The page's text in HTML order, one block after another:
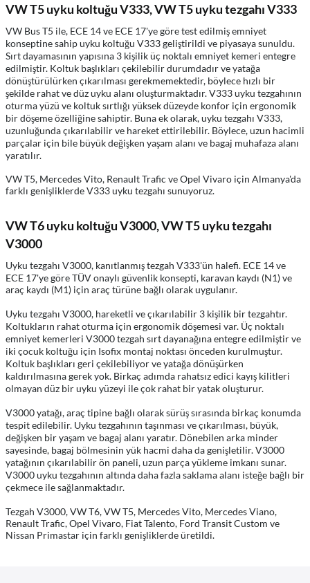
VW T5 uyku koltuğu V333, VW T5 uyku tezgahı V333
VW Bus T5 ile, ECE 14 ve ECE 17'ye göre test edilmiş emniyet
konseptine sahip uyku koltuğu V333 geliştirildi ve piyasaya sunuldu.
Sırt dayamasının yapısına 3 kişilik üç noktalı emniyet kemeri entegre
edilmiştir. Koltuk başlıkları çekilebilir durumdadır ve yatağa
dönüştürülürken çıkarılması gerekmemektedir, böylece hızlı bir
şekilde rahat ve düz uyku alanı oluşturmaktadır. V333 uyku tezgahının
oturma yüzü ve koltuk sırtlığı yüksek düzeyde konfor için ergonomik
bir döşeme özelliğine sahiptir. Buna ek olarak, uyku tezgahı V333,
uzunluğunda çıkarılabilir ve hareket ettirilebilir. Böylece, uzun hacimli
parçalar için bile büyük değişken yaşam alanı ve bagaj muhafaza alanı
yaratılır.
VW T5, Mercedes Vito, Renault Trafic ve Opel Vivaro için Almanya'da
farklı genişliklerde V333 uyku tezgahı sunuyoruz.
VW T6 uyku koltuğu V3000, VW T5 uyku tezgahı
V3000
Uyku tezgahı V3000, kanıtlanmış tezgah V333'ün halefi. ECE 14 ve
ECE 17'ye göre TÜV onaylı güvenlik konsepti, karavan kaydı (N1) ve
araç kaydı (M1) için araç türüne bağlı olarak uygulanır.
Uyku tezgahı V3000, hareketli ve çıkarılabilir 3 kişilik bir tezgahtır.
Koltukların rahat oturma için ergonomik döşemesi var. Üç noktalı
emniyet kemerleri V3000 tezgah sırt dayanağına entegre edilmiştir ve
iki çocuk koltuğu için Isofix montaj noktası önceden kurulmuştur.
Koltuk başlıkları geri çekilebiliyor ve yatağa dönüşürken
kaldırılmasına gerek yok. Birkaç adımda rahatsız edici kayış kilitleri
olmayan düz bir uyku yüzeyi ile çok rahat bir yatak oluşturur.
V3000 yatağı, araç tipine bağlı olarak sürüş sırasında birkaç konumda
tespit edilebilir. Uyku tezgahının taşınması ve çıkarılması, büyük,
değişken bir yaşam ve bagaj alanı yaratır. Dönebilen arka minder
sayesinde, bagaj bölmesinin yük hacmi daha da genişletilir. V3000
yatağının çıkarılabilir ön paneli, uzun parça yükleme imkanı sunar.
V3000 uyku tezgahının altında daha fazla saklama alanı isteğe bağlı bir
çekmece ile sağlanmaktadır.
Tezgah V3000, VW T6, VW T5, Mercedes Vito, Mercedes Viano,
Renault Trafic, Opel Vivaro, Fiat Talento, Ford Transit Custom ve
Nissan Primastar için farklı genişliklerde üretildi.